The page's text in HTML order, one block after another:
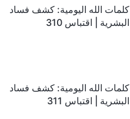
كلمات الله اليومية: كشف فساد
البشرية | اقتباس 310
كلمات الله اليومية: كشف فساد
البشرية | اقتباس 311